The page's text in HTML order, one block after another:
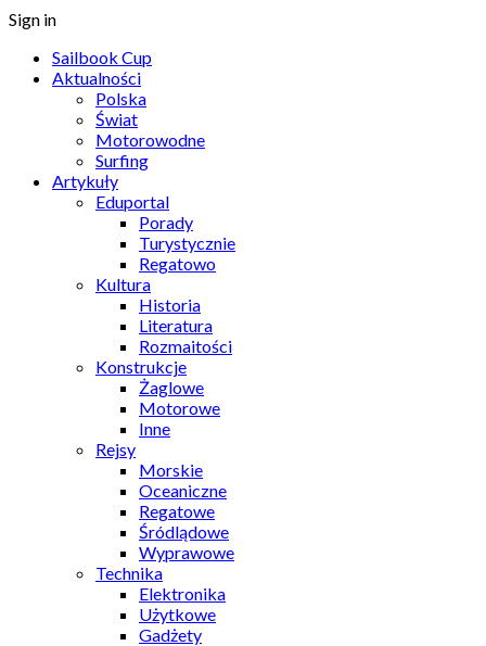
Sign in
Sailbook Cup
Aktualności
Polska
Świat
Motorowodne
Surfing
Artykuły
Eduportal
Porady
Turystycznie
Regatowo
Kultura
Historia
Literatura
Rozmaitości
Konstrukcje
Żaglowe
Motorowe
Inne
Rejsy
Morskie
Oceaniczne
Regatowe
Śródlądowe
Wyprawowe
Technika
Elektronika
Użytkowe
Gadżety